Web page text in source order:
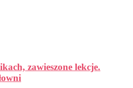
zawieszone lekcje.